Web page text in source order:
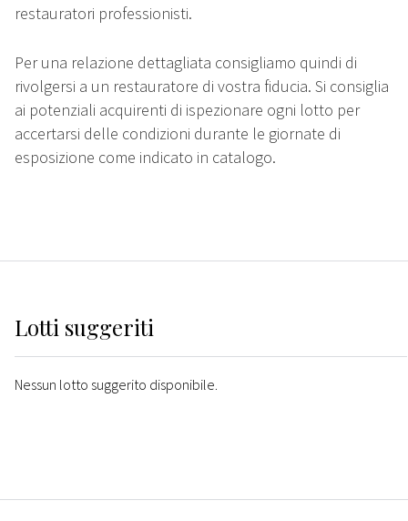
restauratori professionisti.
Per una relazione dettagliata consigliamo quindi di
rivolgersi a un restauratore di vostra fiducia. Si consiglia
ai potenziali acquirenti di ispezionare ogni lotto per
accertarsi delle condizioni durante le giornate di
esposizione come indicato in catalogo.
Lotti suggeriti
Nessun lotto suggerito disponibile.